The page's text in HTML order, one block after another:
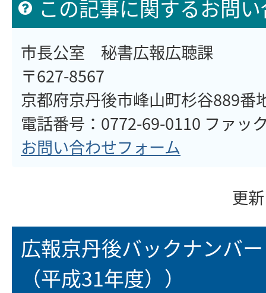
この記事に関するお問
市長公室 秘書広報広聴課
〒627-8567
京都府京丹後市峰山町杉谷889番
電話番号：0772-69-0110 ファッ
お問い合わせフォーム
更
広報京丹後バックナンバ
（平成31年度））